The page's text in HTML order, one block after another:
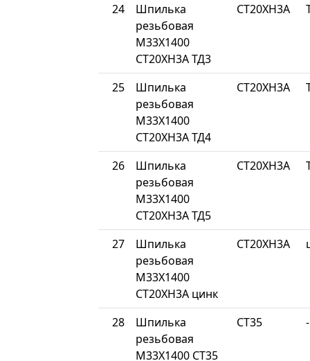
24
Шпилька
резьбовая
М33Х1400
СТ20ХН3А ТД3
СТ20ХН3А
25
Шпилька
резьбовая
М33Х1400
СТ20ХН3А ТД4
СТ20ХН3А
26
Шпилька
резьбовая
М33Х1400
СТ20ХН3А ТД5
СТ20ХН3А
27
Шпилька
резьбовая
М33Х1400
СТ20ХН3А цинк
СТ20ХН3А
28
Шпилька
резьбовая
М33Х1400 СТ35
СТ35 -